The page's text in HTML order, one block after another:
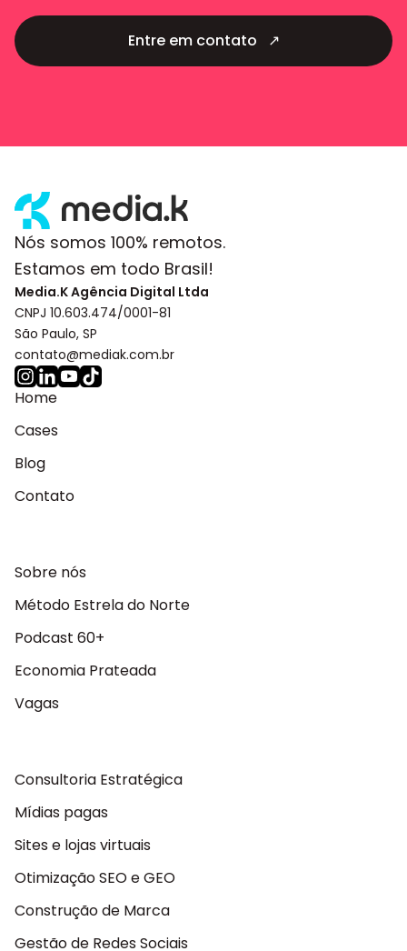
Entre em contato ↗
Nós somos 100% remotos.
Estamos em todo Brasil!
Media.K Agência Digital Ltda
CNPJ 10.603.474/0001-81
São Paulo, SP
contato@mediak.com.br
Home
Cases
Blog
Contato
Sobre nós
Método Estrela do Norte
Podcast 60+
Economia Prateada
Vagas
Consultoria Estratégica
Mídias pagas
Sites e lojas virtuais
Otimização SEO e GEO
Construção de Marca
Gestão de Redes Sociais